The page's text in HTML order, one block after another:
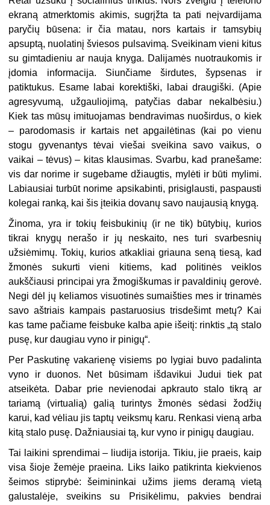
ekraną atmerktomis akimis, sugrįžta ta pati neįvardijama
paryčių būsena: ir čia matau, nors kartais ir tamsybių
apsuptą, nuolatinį šviesos pulsavimą. Sveikinam vieni kitus
su gimtadieniu ar nauja knyga. Dalijamės nuotraukomis ir
įdomia informacija. Siunčiame širdutes, šypsenas ir
patiktukus. Esame labai korektiški, labai draugiški. (Apie
agresyvumą, užgauliojimą, patyčias dabar nekalbėsiu.)
Kiek tas mūsų imituojamas bendravimas nuoširdus, o kiek
– parodomasis ir kartais net apgailėtinas (kai po vienu
stogu gyvenantys tėvai viešai sveikina savo vaikus, o
vaikai – tėvus) – kitas klausimas. Svarbu, kad pranešame:
vis dar norime ir sugebame džiaugtis, mylėti ir būti mylimi.
Labiausiai turbūt norime apsikabinti, prisiglausti, paspausti
kolegai ranką, kai šis įteikia dovanų savo naujausią knygą.
Žinoma, yra ir tokių feisbukinių (ir ne tik) būtybių, kurios
tikrai knygų nerašo ir jų neskaito, nes turi svarbesnių
užsiėmimų. Tokių, kurios atkakliai griauna seną tiesą, kad
žmonės sukurti vieni kitiems, kad politinės veiklos
aukščiausi principai yra žmogiškumas ir pavaldinių gerovė.
Negi dėl jų keliamos visuotinės sumaišties mes ir trinamės
savo aštriais kampais pastaruosius trisdešimt metų? Kai
kas tame pačiame feisbuke kalba apie išeitį: rinktis „tą stalo
pusę, kur daugiau vyno ir pinigų“.
Per Paskutinę vakarienę visiems po lygiai buvo padalinta
vyno ir duonos. Net būsimam išdavikui Judui tiek pat
atseikėta. Dabar prie nevienodai apkrauto stalo tikrą ar
tariamą (virtualią) galią turintys žmonės sėdasi žodžių
karui, kad vėliau jis taptų veiksmų karu. Renkasi vieną arba
kitą stalo pusę. Dažniausiai tą, kur vyno ir pinigų daugiau.
Tai laikini sprendimai – liudija istorija. Tikiu, jie praeis, kaip
visa šioje žemėje praeina. Liks laiko patikrinta kiekvienos
šeimos stiprybė:šeimininkai užims jiems deramą vietą
galustalėje, sveikins su Prisikėlimu, pakvies bendrai